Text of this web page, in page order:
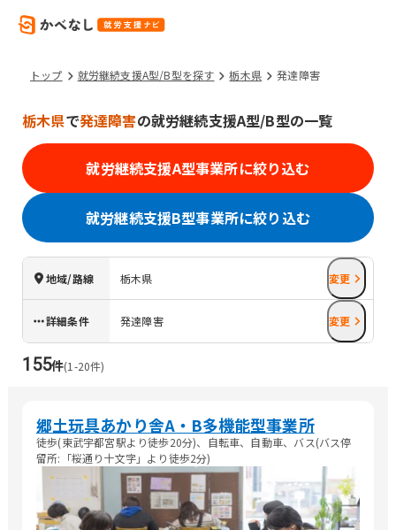
トップ 就労継続支援A型/B型を探す 栃木県 発達障害
栃木県で発達障害の就労継続支援A型/B型の一覧
就労継続支援A型事業所に絞り込む
就労継続支援B型事業所に絞り込む
地域/路線 栃木県 変更
詳細条件 発達障害 変更
155件(1 -20件)
郷土玩具あかり舎A・B多機能型事業所
徒歩(東武宇都宮駅より徒歩20分)、自転車、自動車、バス(バス停
留所:「桜通り十文字」より徒歩2分)